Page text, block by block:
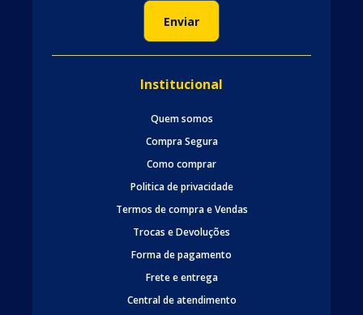
Institucional
Quem somos
Compra Segura
Como comprar
Politica de privacidade
Termos de compra e Vendas
Trocas e Devoluções
Forma de pagamento
Frete e entrega
Central de atendimento